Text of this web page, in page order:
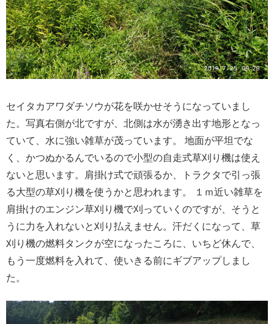
セイタカアワダチソウが花を咲かせそうになっていまし
た。写真右側が北ですが、北側は水が湧き出す地形となっ
ていて、水に強い雑草が茂っています。 地面が平坦でな
く、かつぬかるんでいるので小型の自走式草刈り機は使え
ないと思います。肩掛け式で頑張るか、トラクタで引っ張
る大型の草刈り機を使うかと思われます。 １ｍ近い雑草を
肩掛けのエンジン草刈り機で刈っていくのですが、そうと
うに力を入れないと刈り払えません。汗だくになって、草
刈り機の燃料タンクが空になったころに、いちど休んで、
もう一度燃料を入れて、使いきる前にギブアップしまし
た。